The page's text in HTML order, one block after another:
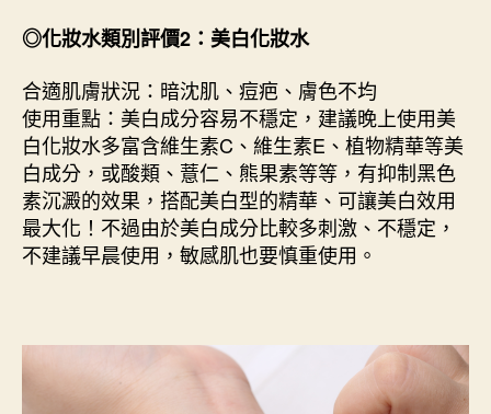
◎化妝水類別評價2：美白化妝水
合適肌膚狀況：暗沈肌、痘疤、膚色不均
使用重點：美白成分容易不穩定，建議晚上使用美
白化妝水多富含維生素C、維生素E、植物精華等美
白成分，或酸類、薏仁、熊果素等等，有抑制黑色
素沉澱的效果，搭配美白型的精華、可讓美白效用
最大化！不過由於美白成分比較多刺激、不穩定，
不建議早晨使用，敏感肌也要慎重使用。